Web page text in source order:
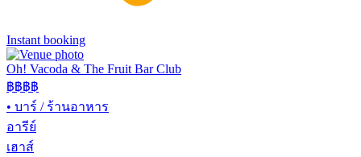
Instant booking
Oh! Vacoda & The Fruit Bar Club
฿฿฿฿
• บาร์ / ร้านอาหาร
อารีย์
เฮาส์